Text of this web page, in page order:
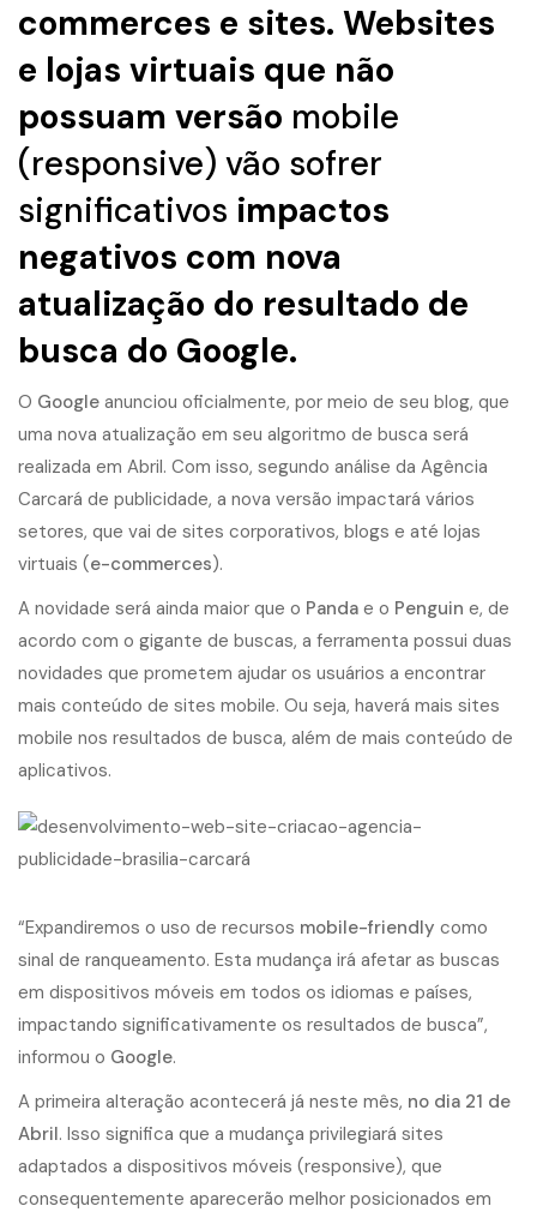
commerces e sites. Websites
e lojas virtuais que não
possuam versão mobile
(responsive) vão sofrer
significativos impactos
negativos com nova
atualização do resultado de
busca do Google.
O Google anunciou oficialmente, por meio de seu blog, que
uma nova atualização em seu algoritmo de busca será
realizada em Abril. Com isso, segundo análise da Agência
Carcará de publicidade, a nova versão impactará vários
setores, que vai de sites corporativos, blogs e até lojas
virtuais (e-commerces).
A novidade será ainda maior que o Panda e o Penguin e, de
acordo com o gigante de buscas, a ferramenta possui duas
novidades que prometem ajudar os usuários a encontrar
mais conteúdo de sites mobile. Ou seja, haverá mais sites
mobile nos resultados de busca, além de mais conteúdo de
aplicativos.
“Expandiremos o uso de recursos mobile-friendly como
sinal de ranqueamento. Esta mudança irá afetar as buscas
em dispositivos móveis em todos os idiomas e países,
impactando significativamente os resultados de busca”,
informou o Google.
A primeira alteração acontecerá já neste mês, no dia 21 de
Abril. Isso significa que a mudança privilegiará sites
adaptados a dispositivos móveis (responsive), que
consequentemente aparecerão melhor posicionados em